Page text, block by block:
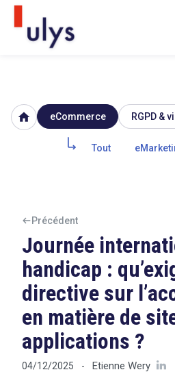
Avocats à Paris &
Leader en droit de
Tout sur le
Tout sur le droit de
home eCommerce RGPD &
Tout
Précédent
Journée
handicap :
directive sur
en matière de
applications ?
04/12/2025 - Etienne Wery